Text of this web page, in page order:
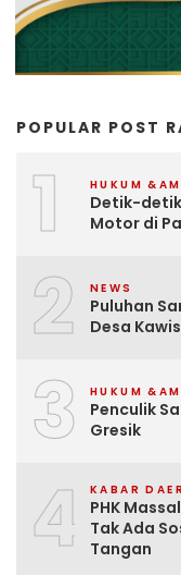
POPULAR POST
1 HUKUM
Detik-
Motor di
2 NEWS
Puluhan
Desa
3 HUKUM
Penculik
Gresik
4 KABAR
PHK
Tak Ada
Tangan